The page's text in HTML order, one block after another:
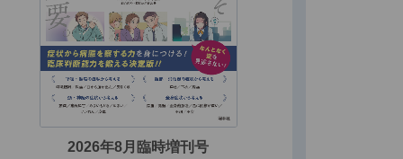
2026年8月臨時増刊号